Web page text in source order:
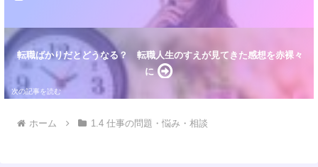
転職ばかりだとどうなる？ 転職人生のすえが見てきた感想を赤裸々
に
ホーム 1.4 仕事の問題・悩み・相談